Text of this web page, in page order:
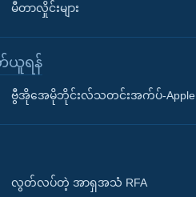
မီတာလှိုင်းများ
ယူရန်
ဗွီအိုအေမိုဘိုင်းလ်သတင်းအက်ပ်-Apple
လွတ်လပ်တဲ့ အာရှအသံ RFA